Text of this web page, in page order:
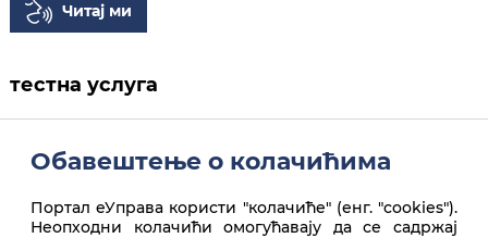
Читај ми
тестна услуга
Обавештење о колачићима
Портал еУправа користи "колачиће" (енг. "cookies").
Неопходни колачићи омогућавају да се садржај